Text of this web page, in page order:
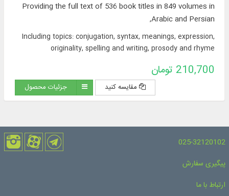
Providing the full text of 536 book titles in 849 volumes in
Arabic and Persian,
Including topics: conjugation, syntax, meanings, expression,
originality, spelling and writing, prosody and rhyme
210,700 تومان
مقایسه کنید جزئیات محصول
025-32120102
پیگیری سفارش
ارتباط با ما